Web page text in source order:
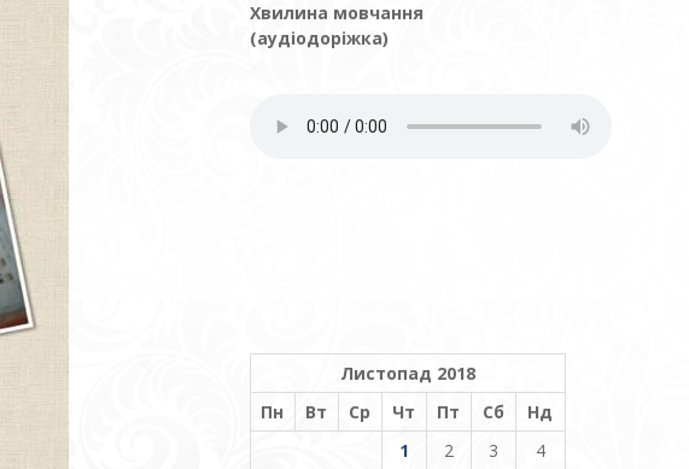
Хвилина мовчання
(аудіодоріжка)
Листопад 2018
Пн
Вт Ср Чт Пт Сб
Нд
1
2 3
4